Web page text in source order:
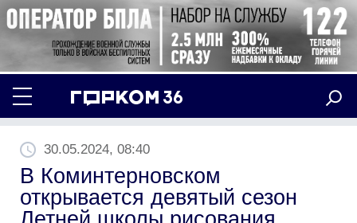
30.05.2024, 08:40
В Коминтерновском
открывается девятый сезон